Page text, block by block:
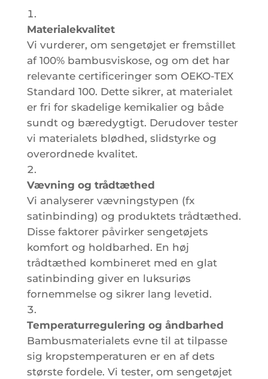
Materialekvalitet
Vi vurderer, om sengetøjet er fremstillet
af 100% bambusviskose, og om det har
relevante certificeringer som OEKO-TEX
Standard 100. Dette sikrer, at materialet
er fri for skadelige kemikalier og både
sundt og bæredygtigt. Derudover tester
vi materialets blødhed, slidstyrke og
overordnede kvalitet.
Vævning og trådtæthed
Vi analyserer vævningstypen (fx
satinbinding) og produktets trådtæthed.
Disse faktorer påvirker sengetøjets
komfort og holdbarhed. En høj
trådtæthed kombineret med en glat
satinbinding giver en luksuriøs
fornemmelse og sikrer lang levetid.
Temperaturregulering og åndbarhed
Bambusmaterialets evne til at tilpasse
sig kropstemperaturen er en af dets
største fordele. Vi tester, om sengetøjet